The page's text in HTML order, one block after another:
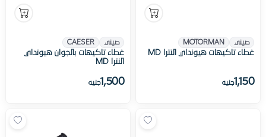
صيني MOTORMAN
غطاء تاكيهات هيونداي النترا MD
1,150جنيه
صيني CAESER
غطاء تاكيهات بالجوان هيونداي
النترا MD
1,500جنيه